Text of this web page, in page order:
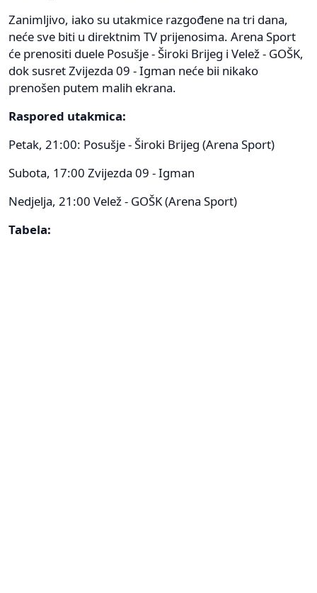
Zanimljivo, iako su utakmice razgođene na tri dana,
neće sve biti u direktnim TV prijenosima. Arena Sport
će prenositi duele Posušje - Široki Brijeg i Velež - GOŠK,
dok susret Zvijezda 09 - Igman neće bii nikako
prenošen putem malih ekrana.
Raspored utakmica:
Petak, 21:00: Posušje - Široki Brijeg (Arena Sport)
Subota, 17:00 Zvijezda 09 - Igman
Nedjelja, 21:00 Velež - GOŠK (Arena Sport)
Tabela: